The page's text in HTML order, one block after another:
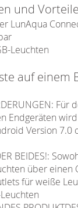
und Vorteile
LunAqua
Leuchten
auf einem
Endgeräten
Version 7.0
BEIDES!:
über einen
für weiße